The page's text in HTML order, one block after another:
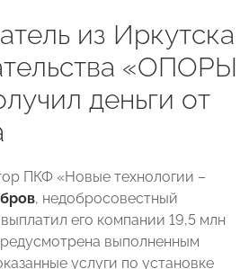
из Иркутска
«ОПОРЫ
деньги от
ПКФ «Новые технологии –
, недобросовестный
его компании 19,5 млн
выполненным
услуги по установке